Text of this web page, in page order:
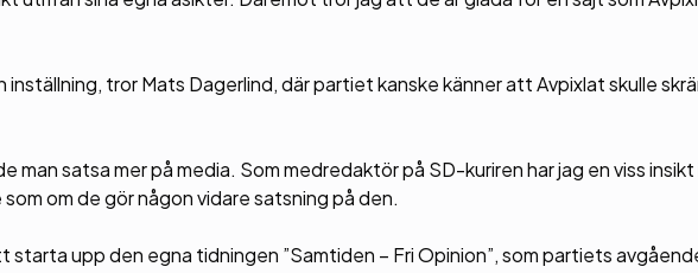
tror Mats Dagerlind, där partiet kanske känner att Avpixlat skulle
man satsa mer på media. Som medredaktör på SD-kuriren har jag en viss insikt
om de gör någon vidare satsning på den.
upp den egna tidningen ”Samtiden – Fri Opinion”, som partiets